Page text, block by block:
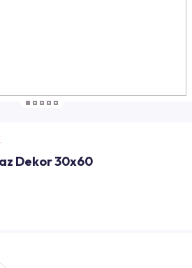
Dekor 30x60